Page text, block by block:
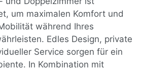
um maximalen Komfort und
während Ihres
Edles Design, private
Service sorgen für ein
In Kombination mit